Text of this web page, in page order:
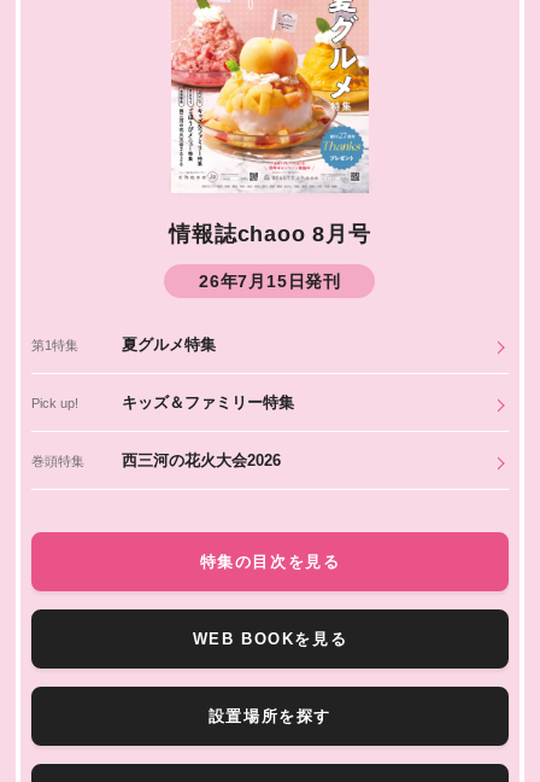
情報誌chaoo 8月号
26年7月15日発刊
第1特集 夏グルメ特集
Pick up! キッズ＆ファミリー特集
巻頭特集 西三河の花火大会2026
特集の目次を見る
WEB BOOKを見る
設置場所を探す